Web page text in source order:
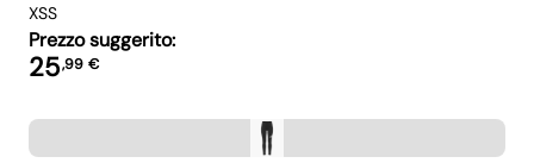
XSS
Prezzo suggerito:
25,99 €